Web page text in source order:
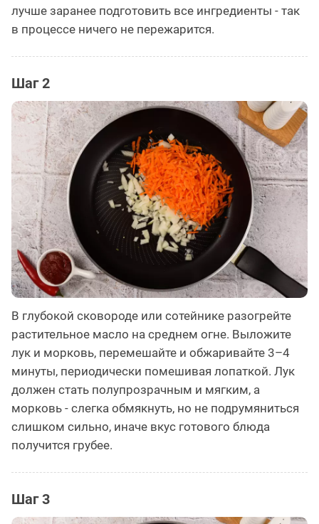
лучше заранее подготовить все ингредиенты - так
в процессе ничего не пережарится.
Шаг 2
В глубокой сковороде или сотейнике разогрейте
растительное масло на среднем огне. Выложите
лук и морковь, перемешайте и обжаривайте 3–4
минуты, периодически помешивая лопаткой. Лук
должен стать полупрозрачным и мягким, а
морковь - слегка обмякнуть, но не подрумяниться
слишком сильно, иначе вкус готового блюда
получится грубее.
Шаг 3